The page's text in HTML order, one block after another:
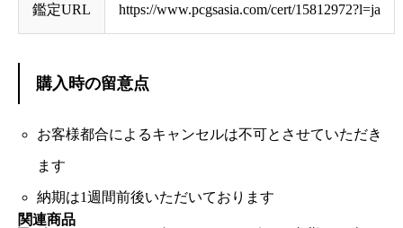
鑑定URL https://www.pcgsasia.com/cert/15812972?l=ja
購入時の留意点
お客様都合によるキャンセルは不可とさせていただき
ます
納期は1週間前後いただいております
関連商品